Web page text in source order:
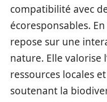
compatibilité avec
écoresponsables.
repose sur une
nature. Elle valorise
ressources locales
soutenant la